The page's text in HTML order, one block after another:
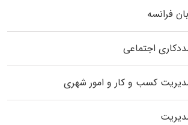
فرانسه
اجتماعی
کسب و کار و امور شهری